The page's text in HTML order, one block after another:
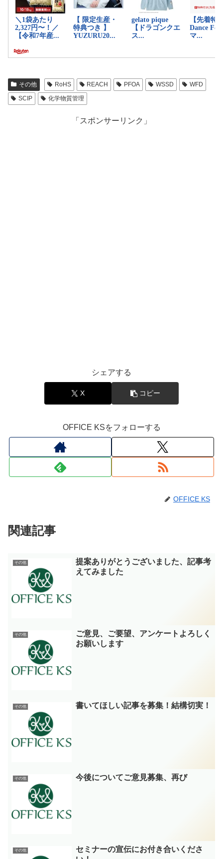
その他 RoHS REACH PFOA WSSD
WFD
SCIP
化学物質管理
「スポンサーリンク」
シェアする
X コピー
OFFICE KSをフォローする
OFFICE KS
関連記事
その他
提案ありがとうございました、記事考
えてみました
その他
ご意見、ご要望、アンケートよろしく
お願いします
その他 書いてほしい記事を募集！結構切実！
その他 今後についてご意見募集、再び
その他
セミナーの宣伝にお付き合いくださ